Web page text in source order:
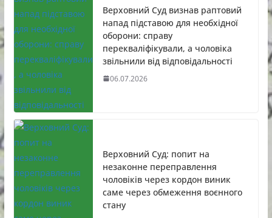
Верховний Суд визнав раптовий
напад підставою для необхідної
оборони: справу
перекваліфікували, а чоловіка
звільнили від відповідальності
06.07.2026
Верховний Суд: попит на
незаконне переправлення
чоловіків через кордон виник
саме через обмеження воєнного
стану